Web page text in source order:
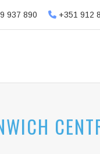
937 890 +351 912